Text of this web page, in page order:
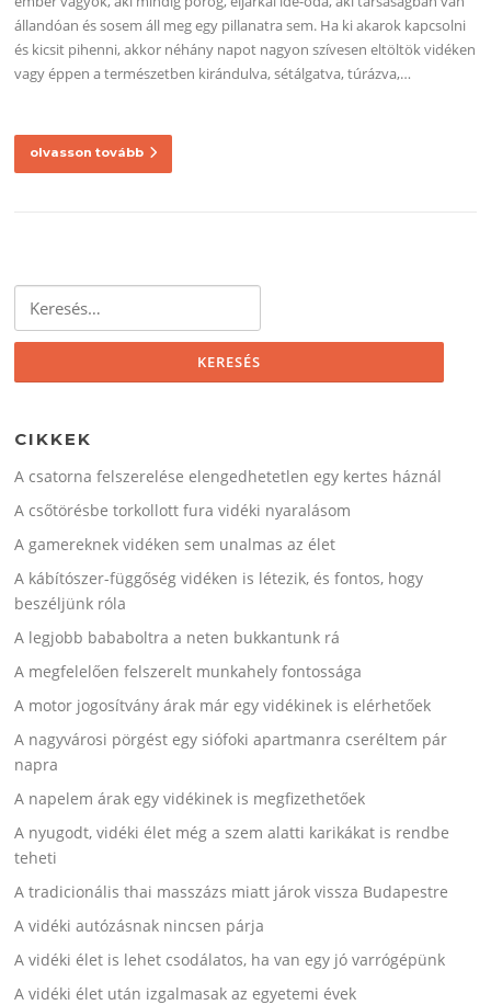
állandóan és sosem áll meg egy pillanatra sem. Ha ki akarok kapcsolni
és kicsit pihenni, akkor néhány napot nagyon szívesen eltöltök vidéken
vagy éppen a természetben kirándulva, sétálgatva, túrázva,…
olvasson tovább
CIKKEK
A csatorna felszerelése elengedhetetlen egy kertes háznál
A csőtörésbe torkollott fura vidéki nyaralásom
A gamereknek vidéken sem unalmas az élet
A kábítószer-függőség vidéken is létezik, és fontos, hogy
beszéljünk róla
A legjobb bababoltra a neten bukkantunk rá
A megfelelően felszerelt munkahely fontossága
A motor jogosítvány árak már egy vidékinek is elérhetőek
A nagyvárosi pörgést egy siófoki apartmanra cseréltem pár
napra
A napelem árak egy vidékinek is megfizethetőek
A nyugodt, vidéki élet még a szem alatti karikákat is rendbe
teheti
A tradicionális thai masszázs miatt járok vissza Budapestre
A vidéki autózásnak nincsen párja
A vidéki élet is lehet csodálatos, ha van egy jó varrógépünk
A vidéki élet után izgalmasak az egyetemi évek